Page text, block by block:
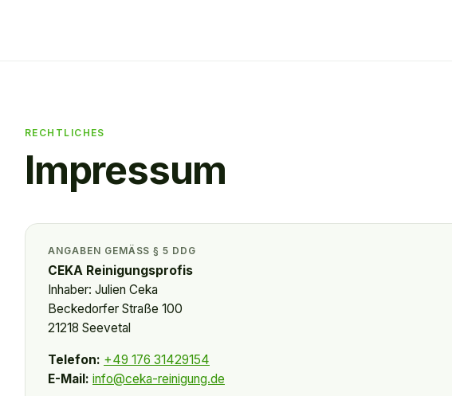
RECHTLICHES
Impressum
ANGABEN GEMÄSS § 5 DDG
CEKA Reinigungsprofis
Inhaber: Julien Ceka
Beckedorfer Straße 100
21218 Seevetal
Telefon: +49 176 31429154
E-Mail: info@ceka-reinigung.de